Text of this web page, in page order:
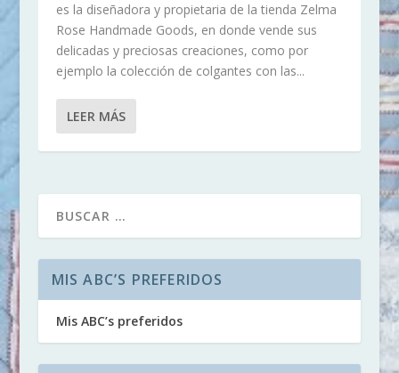
es la diseñadora y propietaria de la tienda Zelma
Rose Handmade Goods, en donde vende sus
delicadas y preciosas creaciones, como por
ejemplo la colección de colgantes con las...
LEER MÁS
MIS ABC’S PREFERIDOS
Mis ABC’s preferidos